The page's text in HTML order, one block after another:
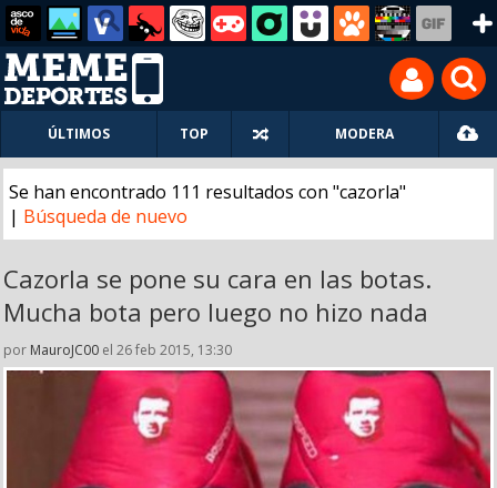
ÚLTIMOS TOP MODERA
Se han encontrado 111 resultados con "cazorla"
| Búsqueda de nuevo
Cazorla se pone su cara en las botas.
Mucha bota pero luego no hizo nada
por MauroJC00 el 26 feb 2015, 13:30